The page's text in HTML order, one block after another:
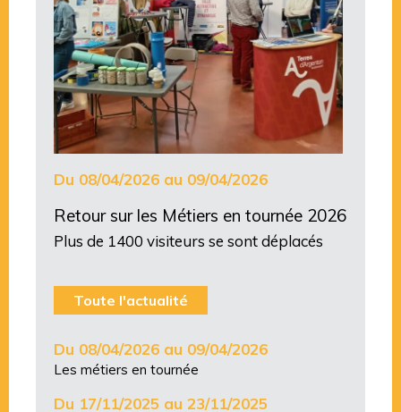
Du 08/04/2026 au 09/04/2026
Retour sur les Métiers en tournée 2026
Plus de 1400 visiteurs se sont déplacés
Toute l'actualité
Du 08/04/2026 au 09/04/2026
Les métiers en tournée
Du 17/11/2025 au 23/11/2025